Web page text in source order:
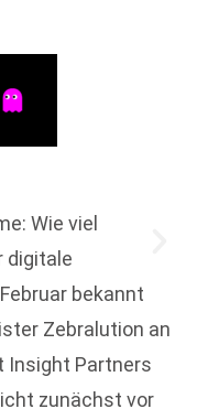
Wie viel
digitale
bekannt
Zebralution an
Insight Partners
zunächst vor